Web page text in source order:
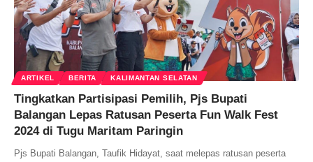
ARTIKEL BERITA KALIMANTAN SELATAN
Tingkatkan Partisipasi Pemilih, Pjs Bupati
Balangan Lepas Ratusan Peserta Fun Walk Fest
2024 di Tugu Maritam Paringin
Pjs Bupati Balangan, Taufik Hidayat, saat melepas ratusan peserta